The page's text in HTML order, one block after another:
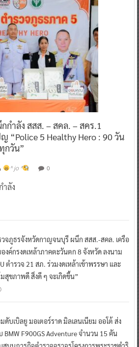
กำลัง สสส. – สคล. – สคร.1
“Police 5 Healthy Hero : 90 วัน
กวัน”
^ jo ^ 0
ลัง
วจภูธรจังหวัดกาญจนบุรี ผนึก สสส.-สคล. เครือ
งค์กรงดเหล้าภาคตะวันตก 8 จังหวัด ลงนาม
ตำรวจ 21 สภ. ร่วมงดเหล้าเข้าพรรษา และ
สุขภาพดี สิ่งดี ๆ จะเกิดขึ้น”
ดับเบิลยู มอเตอร์ราด มิลเลนเนียม ออโต้ ส่ง
BMW F900GS Adventure จำนวน 15 คัน